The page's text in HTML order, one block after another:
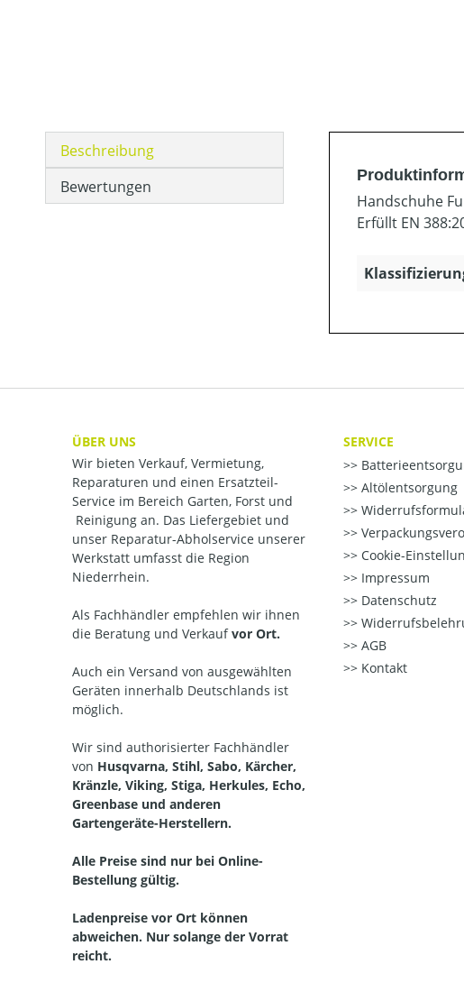
Beschreibung
Bewertungen
Handschuhe
Erfüllt EN
ÜBER UNS
Wir bieten Verkauf, Vermietung,
Reparaturen und einen Ersatzteil-
Service im Bereich Garten, Forst und
Reinigung an. Das Liefergebiet und
unser Reparatur-Abholservice unserer
Werkstatt umfasst die Region
Niederrhein.
Als Fachhändler empfehlen wir ihnen
die Beratung und Verkaufvor Ort.
Auch ein Versand von ausgewählten
Geräten innerhalb Deutschlands ist
möglich.
Wir sind authorisierter Fachhändler
von Husqvarna, Stihl, Sabo, Kärcher,
Kränzle, Viking, Stiga, Herkules, Echo,
Greenbase und anderen
Gartengeräte-Herstellern.
Alle Preise sind nur bei Online-
Bestellung gültig.
Ladenpreise vor Ort können
abweichen. Nur solange der Vorrat
reicht.
SERVICE
Altölentsorgung
Cookie-
Impressum
Datenschutz
AGB
Kontakt